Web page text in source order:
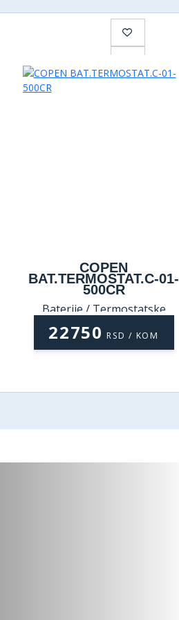
COPEN
BAT.TERMOSTAT.C-01-
500CR
Baterije / Termostatske
baterije
22750 RSD / KOM